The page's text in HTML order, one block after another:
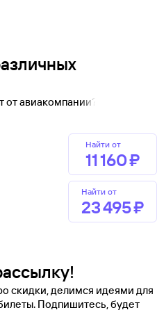
от авиакомпании?
Найти от
11 ⁠160 ⁠₽
Найти от
23 ⁠495 ⁠₽
скидки, делимся идеями для
Подпишитесь, будет